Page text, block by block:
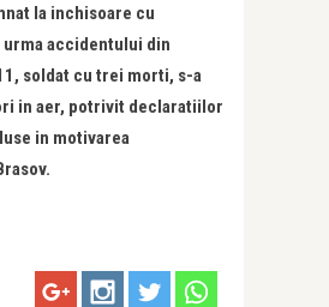
la inchisoare cu
urma accidentului din
soldat cu trei morti, s-a
in aer, potrivit declaratiilor
in motivarea